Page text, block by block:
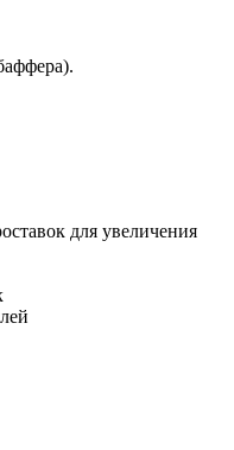
для увеличения